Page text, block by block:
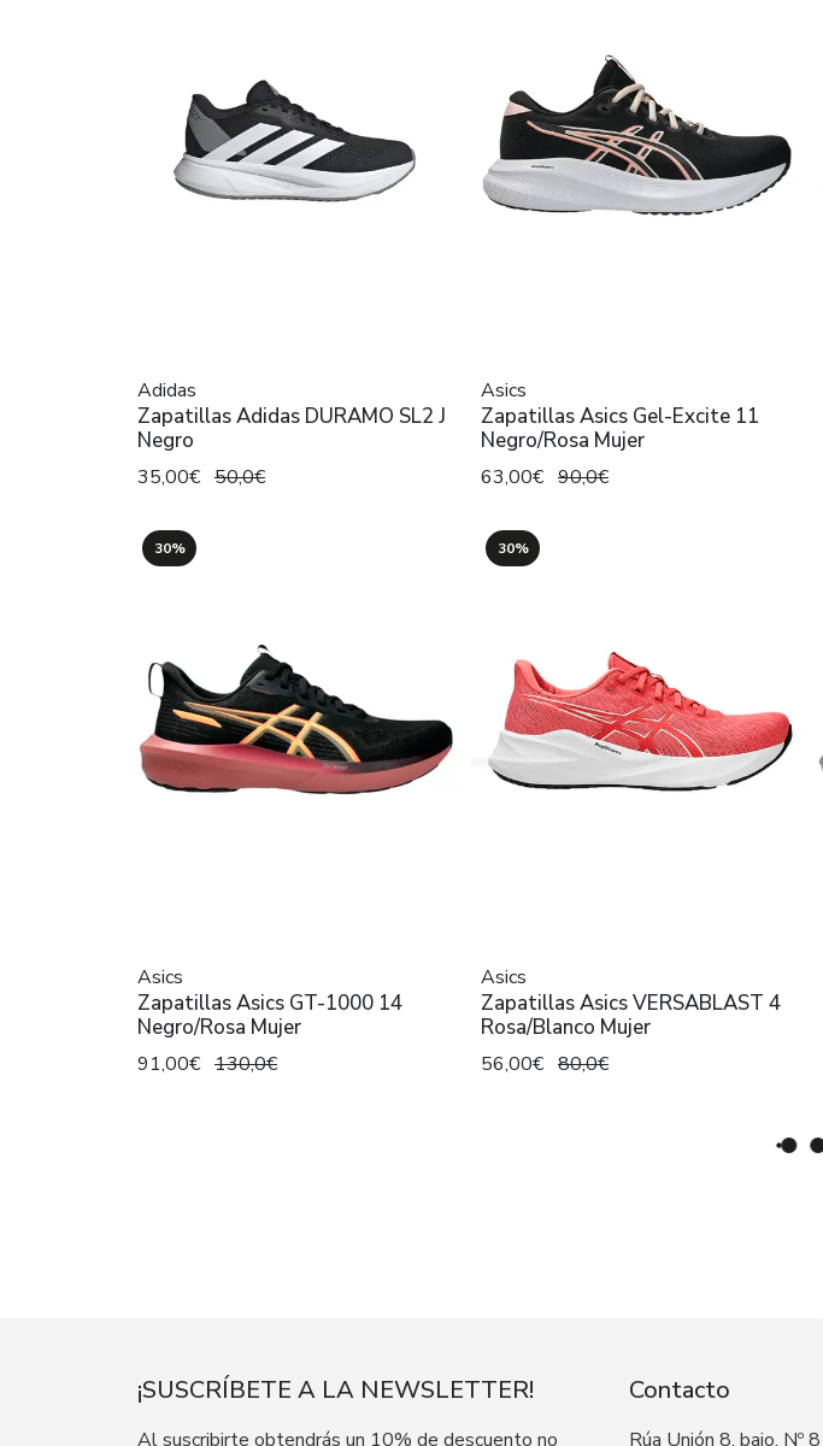
Adidas
Zapatillas Adidas DURAMO SL2 J
Negro
35,00€ 50,0€
Asics
Zapatillas Asics Gel-Excite 11
Negro/Rosa Mujer
63,00€ 90,0€
30%
Asics
Zapatillas Asics GT-1000 14
Negro/Rosa Mujer
91,00€ 130,0€
30%
Asics
Zapatillas Asics VERSABLAST 4
Rosa/Blanco Mujer
56,00€ 80,0€
¡SUSCRÍBETE A LA NEWSLETTER!
Al suscribirte obtendrás un 10% de descuento no
Contacto
Rúa Unión 8, bajo, Nº 8